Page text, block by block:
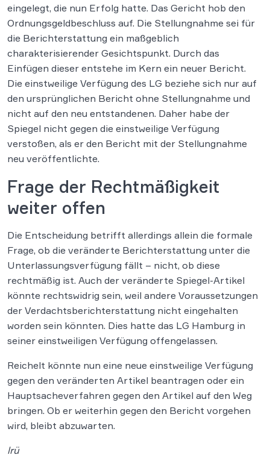
eingelegt, die nun Erfolg hatte. Das Gericht hob den
Ordnungsgeldbeschluss auf. Die Stellungnahme sei für
die Berichterstattung ein maßgeblich
charakterisierender Gesichtspunkt. Durch das
Einfügen dieser entstehe im Kern ein neuer Bericht.
Die einstweilige Verfügung des LG beziehe sich nur auf
den ursprünglichen Bericht ohne Stellungnahme und
nicht auf den neu entstandenen. Daher habe der
Spiegel nicht gegen die einstweilige Verfügung
verstoßen, als er den Bericht mit der Stellungnahme
neu veröffentlichte.
Frage der Rechtmäßigkeit
weiter offen
Die Entscheidung betrifft allerdings allein die formale
Frage, ob die veränderte Berichterstattung unter die
Unterlassungsverfügung fällt – nicht, ob diese
rechtmäßig ist. Auch der veränderte Spiegel-Artikel
könnte rechtswidrig sein, weil andere Voraussetzungen
der Verdachtsberichterstattung nicht eingehalten
worden sein könnten. Dies hatte das LG Hamburg in
seiner einstweiligen Verfügung offengelassen.
Reichelt könnte nun eine neue einstweilige Verfügung
gegen den veränderten Artikel beantragen oder ein
Hauptsacheverfahren gegen den Artikel auf den Weg
bringen. Ob er weiterhin gegen den Bericht vorgehen
wird, bleibt abzuwarten.
lrü